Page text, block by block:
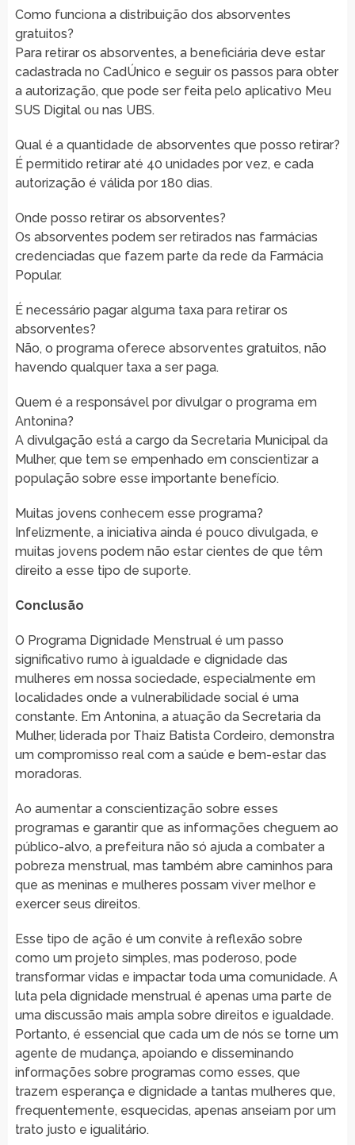
Como funciona a distribuição dos absorventes
gratuitos?
Para retirar os absorventes, a beneficiária deve estar
cadastrada no CadÚnico e seguir os passos para obter
a autorização, que pode ser feita pelo aplicativo Meu
SUS Digital ou nas UBS.
Qual é a quantidade de absorventes que posso retirar?
É permitido retirar até 40 unidades por vez, e cada
autorização é válida por 180 dias.
Onde posso retirar os absorventes?
Os absorventes podem ser retirados nas farmácias
credenciadas que fazem parte da rede da Farmácia
Popular.
É necessário pagar alguma taxa para retirar os
absorventes?
Não, o programa oferece absorventes gratuitos, não
havendo qualquer taxa a ser paga.
Quem é a responsável por divulgar o programa em
Antonina?
A divulgação está a cargo da Secretaria Municipal da
Mulher, que tem se empenhado em conscientizar a
população sobre esse importante benefício.
Muitas jovens conhecem esse programa?
Infelizmente, a iniciativa ainda é pouco divulgada, e
muitas jovens podem não estar cientes de que têm
direito a esse tipo de suporte.
Conclusão
O Programa Dignidade Menstrual é um passo
significativo rumo à igualdade e dignidade das
mulheres em nossa sociedade, especialmente em
localidades onde a vulnerabilidade social é uma
constante. Em Antonina, a atuação da Secretaria da
Mulher, liderada por Thaiz Batista Cordeiro, demonstra
um compromisso real com a saúde e bem-estar das
moradoras.
Ao aumentar a conscientização sobre esses
programas e garantir que as informações cheguem ao
público-alvo, a prefeitura não só ajuda a combater a
pobreza menstrual, mas também abre caminhos para
que as meninas e mulheres possam viver melhor e
exercer seus direitos.
Esse tipo de ação é um convite à reflexão sobre
como um projeto simples, mas poderoso, pode
transformar vidas e impactar toda uma comunidade. A
luta pela dignidade menstrual é apenas uma parte de
uma discussão mais ampla sobre direitos e igualdade.
Portanto, é essencial que cada um de nós se torne um
agente de mudança, apoiando e disseminando
informações sobre programas como esses, que
trazem esperança e dignidade a tantas mulheres que,
frequentemente, esquecidas, apenas anseiam por um
trato justo e igualitário.